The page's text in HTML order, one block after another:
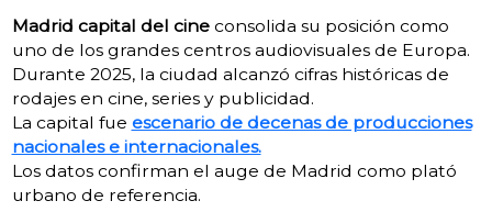
Madrid capital del cineconsolida su posición como
uno de los grandes centros audiovisuales de Europa.
Durante 2025, la ciudad alcanzó cifras históricas de
rodajes en cine, series y publicidad.
La capital fue escenario de decenas de producciones
nacionales e internacionales.
Los datos confirman el auge de Madrid como plató
urbano de referencia.